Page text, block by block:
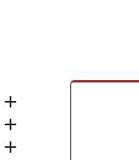


